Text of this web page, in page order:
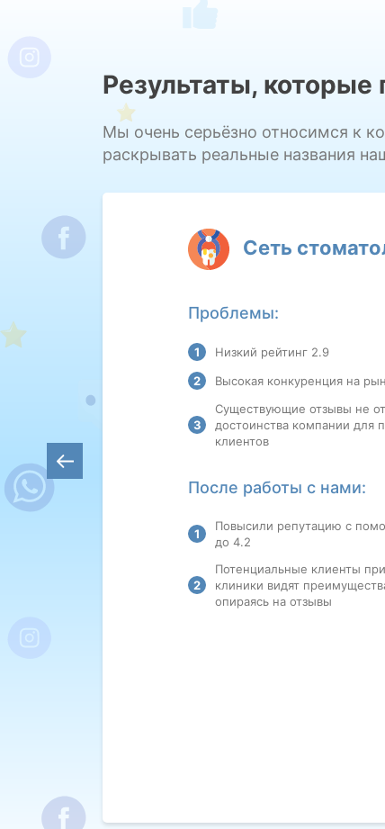
Результаты,
Мы очень серьёзно относимся к
раскрывать реальные названия
Сеть
Проблемы:
Низкий рейтинг 2.9
Высокая конкуренция на
Существующие отзывы не
достоинства компании для
клиентов
После работы с нами:
Повысили репутацию с
до 4.2
Потенциальные клиенты
клиники видят
опираясь на отзывы